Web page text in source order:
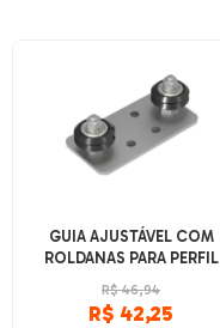
GUIA AJUSTÁVEL COM
ROLDANAS PARA PERFIL
20X40 V-SLOT - 2 APOIOS
R$ 46,94
R$ 42,25